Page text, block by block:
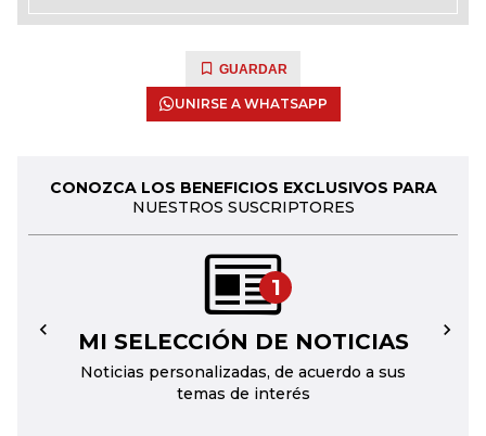
GUARDAR
UNIRSE A WHATSAPP
CONOZCA LOS BENEFICIOS EXCLUSIVOS PARA
NUESTROS SUSCRIPTORES
1
MI SELECCIÓN DE NOTICIAS
Noticias personalizadas, de acuerdo a sus
temas de interés
← →